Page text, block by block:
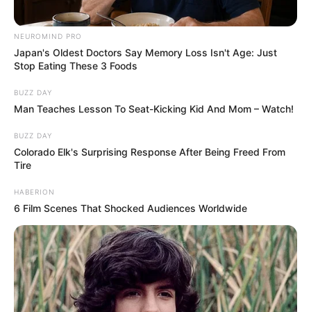
NEUROMIND PRO
Japan's Oldest Doctors Say Memory Loss Isn't Age: Just
Stop Eating These 3 Foods
BUZZ DAY
Man Teaches Lesson To Seat-Kicking Kid And Mom – Watch!
BUZZ DAY
Colorado Elk's Surprising Response After Being Freed From
Tire
HABERION
6 Film Scenes That Shocked Audiences Worldwide